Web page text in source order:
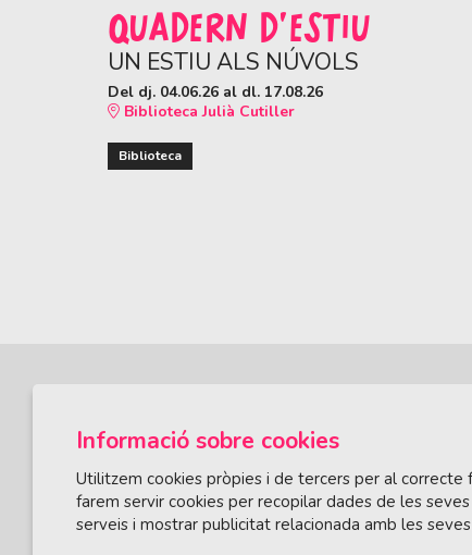
QUADERN D'ESTIU
UN ESTIU ALS NÚVOLS
Del dj. 04.06.26 al dl. 17.08.26
Biblioteca Julià Cutiller
Biblioteca
ÀREA DE CULTURA
Informació sobre cookies
Utilitzem cookies pròpies i de tercers per al
farem servir cookies per recopilar dades de les
serveis i mostrar publicitat relacionada amb les